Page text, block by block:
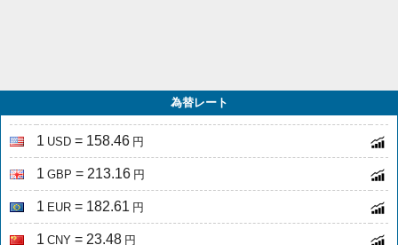
為替レート
1 USD = 158.46 円
1 GBP = 213.16 円
1 EUR = 182.61 円
1 CNY = 23.48 円